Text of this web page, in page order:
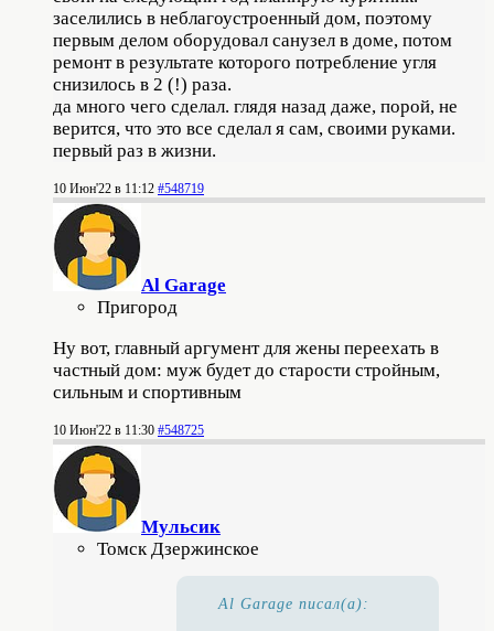
заселились в неблагоустроенный дом, поэтому
первым делом оборудовал санузел в доме, потом
ремонт в результате которого потребление угля
снизилось в 2 (!) раза.
да много чего сделал. глядя назад даже, порой, не
верится, что это все сделал я сам, своими руками.
первый раз в жизни.
10 Июн'22 в 11:12 #548719
Al Garage
Пригород
Ну вот, главный аргумент для жены переехать в
частный дом: муж будет до старости стройным,
сильным и спортивным
10 Июн'22 в 11:30 #548725
Мульсик
Томск Дзержинское
Al Garage писал(а):